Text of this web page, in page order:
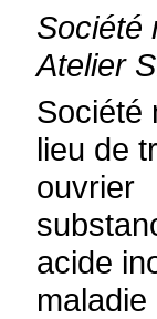
Société
Atelier
Société
lieu de
ouvrier
acide